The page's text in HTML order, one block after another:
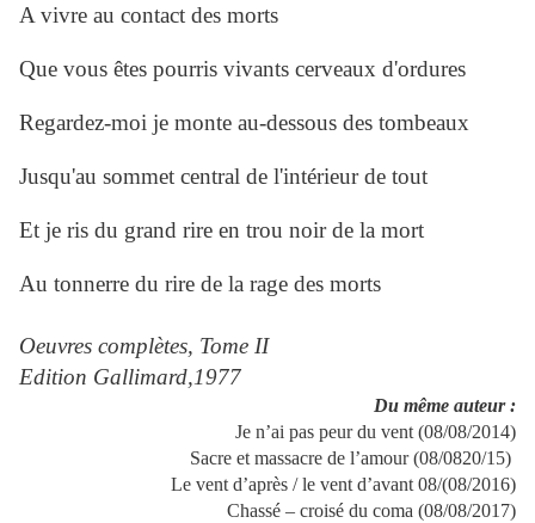
A vivre au contact des morts
Que vous êtes pourris vivants cerveaux d'ordures
Regardez-moi je monte au-dessous des tombeaux
Jusqu'au sommet central de l'intérieur de tout
Et je ris du grand rire en trou noir de la mort
Au tonnerre du rire de la rage des morts
Oeuvres complètes, Tome II
Edition Gallimard,1977
Du même auteur :
Je n’ai pas peur du vent (08/08/2014)
Sacre et massacre de l’amour (08/0820/15)
Le vent d’après / le vent d’avant 08/(08/2016)
Chassé – croisé du coma (08/08/2017)